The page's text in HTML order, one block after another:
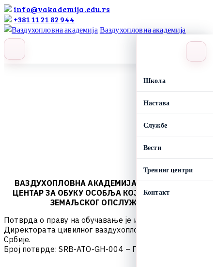
info@vakademija.edu.rs
+381 11 21 82 944
Ваздухопловна академија
Школа
Настава
Службе
Вести
Тренинг центри
Контакт
ВАЗДУХОПЛОВНА АКАДЕМИЈА ЈЕ ОВЛАШЋЕНИ
ЦЕНТАР ЗА ОБУКУ ОСОБЉА КОЈЕ ПРУЖА УСЛУГЕ
ЗЕМАЉСКОГ ОПСЛУЖИВАЊА
Потврда о праву на обучавање је и
Директората цивилног ваздухопло
Србије.
Број потврде: SRB-ATO-GH-004 – П